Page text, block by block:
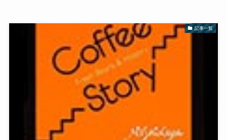
記事一覧